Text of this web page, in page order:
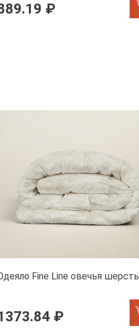
₽
Fine Line овечья шерсть
₽